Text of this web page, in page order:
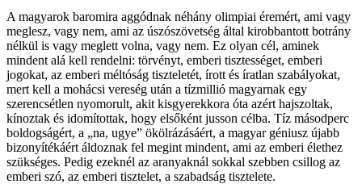
A magyarok baromira aggódnak néhány olimpiai éremért, ami vagy
meglesz, vagy nem, ami az úszószövetség által kirobbantott botrány
nélkül is vagy meglett volna, vagy nem. Ez olyan cél, aminek
mindent alá kell rendelni: törvényt, emberi tisztességet, emberi
jogokat, az emberi méltóság tiszteletét, írott és íratlan szabályokat,
mert kell a mohácsi vereség után a tízmillió magyarnak egy
szerencsétlen nyomorult, akit kisgyerekkora óta azért hajszoltak,
kínoztak és idomítottak, hogy elsőként jusson célba. Tíz másodperc
boldogságért, a „na, ugye” ökölrázásáért, a magyar géniusz újabb
bizonyítékáért áldoznak fel megint mindent, ami az emberi élethez
szükséges. Pedig ezeknél az aranyaknál sokkal szebben csillog az
emberi szó, az emberi tisztelet, a szabadság tisztelete.